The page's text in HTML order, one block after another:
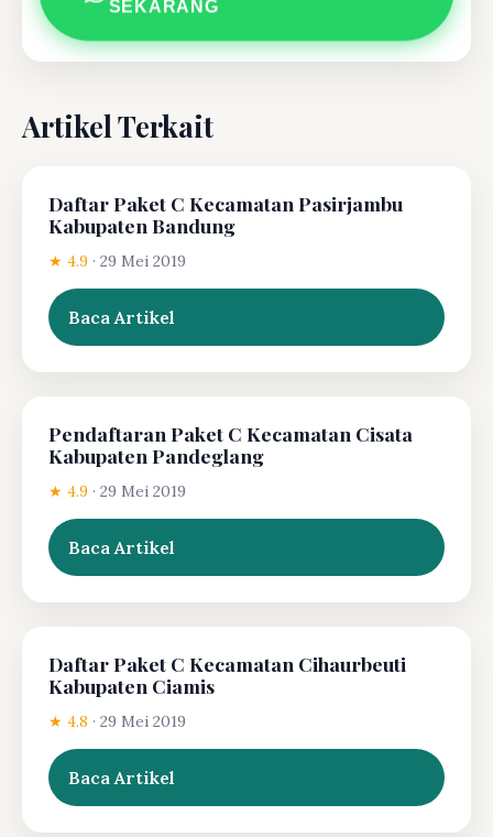
SEKARANG
Artikel Terkait
Daftar Paket C Kecamatan Pasirjambu
Kabupaten Bandung
★ 4.9 · 29 Mei 2019
Baca Artikel
Pendaftaran Paket C Kecamatan Cisata
Kabupaten Pandeglang
★ 4.9 · 29 Mei 2019
Baca Artikel
Daftar Paket C Kecamatan Cihaurbeuti
Kabupaten Ciamis
★ 4.8 · 29 Mei 2019
Baca Artikel